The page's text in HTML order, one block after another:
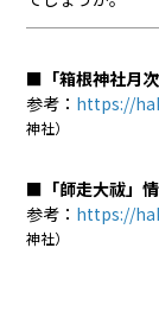
■「箱根神社月
参考： https://
神社）
■「師走大祓」
参考： https://
神社）